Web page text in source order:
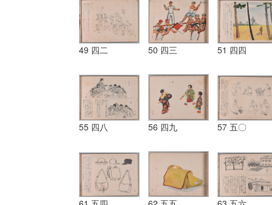
49 四二 50 四三 51 四四
55 四八 56 四九 57 五〇